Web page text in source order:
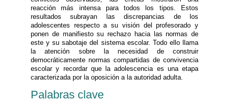
reacción más intensa para todos los tipos. Estos
resultados subrayan las discrepancias de los
adolescentes respecto a su visión del profesorado y
ponen de manifiesto su rechazo hacia las normas de
este y su sabotaje del sistema escolar. Todo ello llama
la atención sobre la necesidad de construir
democráticamente normas compartidas de convivencia
escolar y recordar que la adolescencia es una etapa
caracterizada por la oposición a la autoridad adulta.
Palabras clave